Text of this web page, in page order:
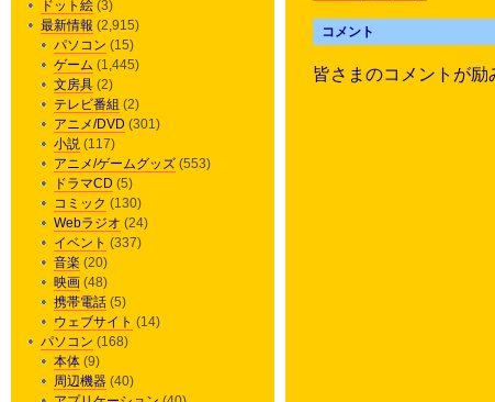
コメント
皆さまのコメントが励
ドット絵 (3)
最新情報 (2,915)
パソコン (15)
ゲーム (1,445)
文房具 (2)
テレビ番組 (2)
アニメ/DVD (301)
小説 (117)
アニメ/ゲームグッズ (553)
ドラマCD (5)
コミック (130)
Webラジオ (24)
イベント (337)
音楽 (20)
映画 (48)
携帯電話 (5)
ウェブサイト (14)
パソコン (168)
本体 (9)
周辺機器 (40)